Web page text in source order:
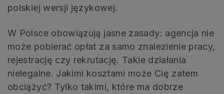
polskiej wersji językowej.
W Polsce obowiązują jasne zasady: agencja nie
może pobierać opłat za samo znalezienie pracy,
rejestrację czy rekrutację. Takie działania
nielegalne. Jakimi kosztami może Cię zatem
obciążyć? Tylko takimi, które ma dobrze